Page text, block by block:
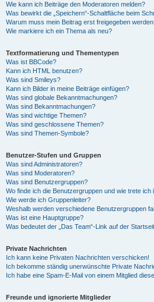
Wie kann ich Beiträge den Moderatoren melden?
Was bewirkt die „Speichern“-Schaltfläche beim
Warum muss mein Beitrag erst freigegeben
Wie markiere ich ein Thema als neu?
Textformatierung und Thementypen
Was ist BBCode?
Kann ich HTML benutzen?
Was sind Smileys?
Kann ich Bilder in meine Beiträge einfügen?
Was sind globale Bekanntmachungen?
Was sind Bekanntmachungen?
Was sind wichtige Themen?
Was sind geschlossene Themen?
Was sind Themen-Symbole?
Benutzer-Stufen und Gruppen
Was sind Administratoren?
Was sind Moderatoren?
Was sind Benutzergruppen?
Wo finde ich die Benutzergruppen und wie trete ich
Wie werde ich Gruppenleiter?
Weshalb werden verschiedene Benutzergruppen
Was ist eine Hauptgruppe?
Was bedeutet der „Das Team“-Link auf der
Private Nachrichten
Ich kann keine Privaten Nachrichten verschicken!
Ich bekomme ständig unerwünschte Private
Ich habe eine Spam-E-Mail von einem Mitglied
Freunde und ignorierte Mitglieder